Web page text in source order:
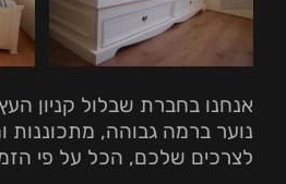
אנחנו בחברת שבלול קניון
נוער ברמה גבוהה, מתכוננות
לצרכים שלכם, הכל על פי